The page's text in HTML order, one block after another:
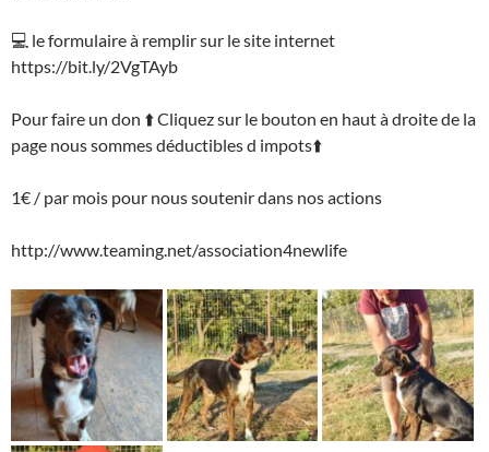
💻 le formulaire à remplir sur le site internet
https://bit.ly/2VgTAyb
Pour faire un don ⬆️ Cliquez sur le bouton en haut à droite de la
page nous sommes déductibles d impots⬆️
1€ / par mois pour nous soutenir dans nos actions
http://www.teaming.net/association4newlife